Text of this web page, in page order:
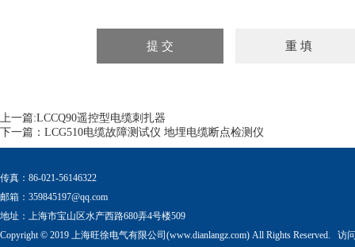
上一篇:LCCQ90遥控型电缆刺扎器
下一篇： LCG510电缆故障测试仪 地埋电缆断点检测仪
传真：86-021-56146322
邮箱： 359845197@qq.com
地址：上海市宝山区水产西路680弄4号楼509
Copyright © 2019 上海旺徐电气有限公司(www.dianlangz.com) All Rights Reserved. 访